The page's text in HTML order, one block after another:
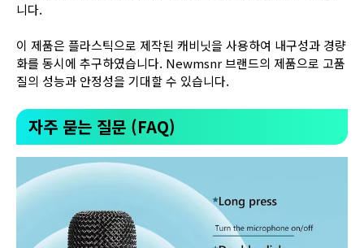
니다.
이 제품은 플라스틱으로 제작된 캐비닛을 사용하여 내구성과 경량
화를 동시에 추구하였습니다. Newmsnr 브랜드의 제품으로 고품
질의 성능과 안정성을 기대할 수 있습니다.
자주 묻는 질문 (FAQ)